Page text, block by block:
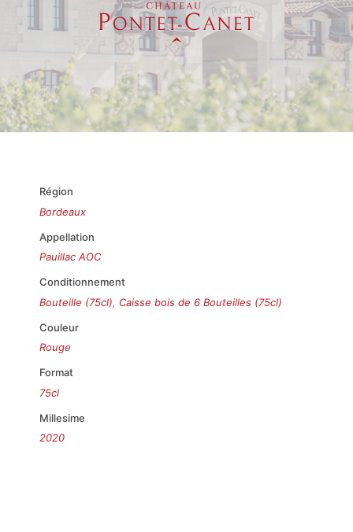
Région
Bordeaux
Appellation
Pauillac AOC
Conditionnement
Bouteille (75cl), Caisse bois de 6 Bouteilles (75cl)
Couleur
Rouge
Format
75cl
Millesime
2020